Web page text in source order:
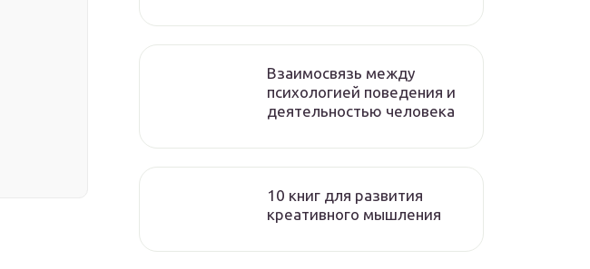
Взаимосвязь между
психологией поведения и
деятельностью человека
10 книг для развития
креативного мышления